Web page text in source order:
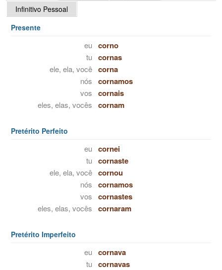
Infinitivo Pessoal
Presente
eu corno
tu cornas
ele, ela, você corna
nós cornamos
vos cornais
eles, elas, vocês cornam
Pretérito Perfeito
eu cornei
tu cornaste
ele, ela, você cornou
nós cornamos
vos cornastes
eles, elas, vocês cornaram
Pretérito Imperfeito
eu cornava
tu cornavas